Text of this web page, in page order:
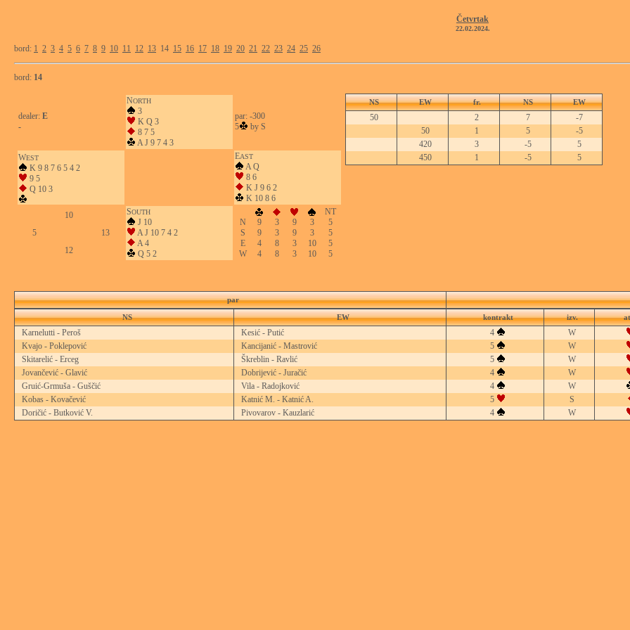
Četvrtak
22.02.2024.
bord: 1 2 3 4 5 6 7 8 9 10 11 12 13 14 15 16 17 18 19 20 21 22 23 24 25 26
bord: 14
dealer: E
-
NORTH
3
K Q 3
8 7 5
A J 9 7 4 3
par: -300
5
by S
WEST
K 9 8 7 6 5 4 2
9 5
Q 10 3
EAST
A Q
8 6
K J 9 6 2
K 10 8 6
10
5
13
12
SOUTH
J 10
A J 10 7 4 2
A 4
Q 5 2
NT
N
9 3 9 3
5
S
9 3 9 3
5
E
4 8 3 10
5
W
4 8 3 10 5
NS EW fr. NS EW
50 2 7
-7
50
1 5
-5
420
3 -5
5
450
1 -5 5
par
NS EW kontrakt izv.
Karnelutti - Peroš Kesić - Putić 4 W
Kvajo - Poklepović
Kancijanić - Mastrović 5 W
Skitarelić - Erceg
Škreblin - Ravlić 5 W
Jovančević - Glavić
Dobrijević - Juračić 4 W
Gruić-Grmuša - Guščić
Vila - Radojković 4 W
Kobas - Kovačević
Katnić M. - Katnić A. 5 S
Doričić - Butković V.
Pivovarov - Kauzlarić 4 W